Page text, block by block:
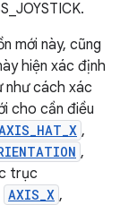
mới này, cũng
hiện xác định
như cách xác
cho cần điều
,
,
trục
AXIS_X ,